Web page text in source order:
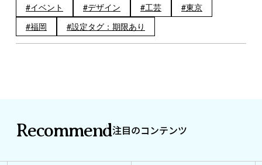
イベント デザイン 工芸
東京
福岡
設定タグ：期限あり
Recommend注目のコンテンツ